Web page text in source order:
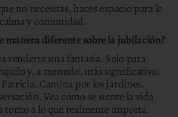
no necesitas, haces espacio para lo
y comunidad.
manera diferente sobre la jubilación?
venderte una fantasía. Solo para
y, a menudo, más significativo.
Camina por los jardines.
Vea cómo se siente la vida
torno a lo que realmente importa.